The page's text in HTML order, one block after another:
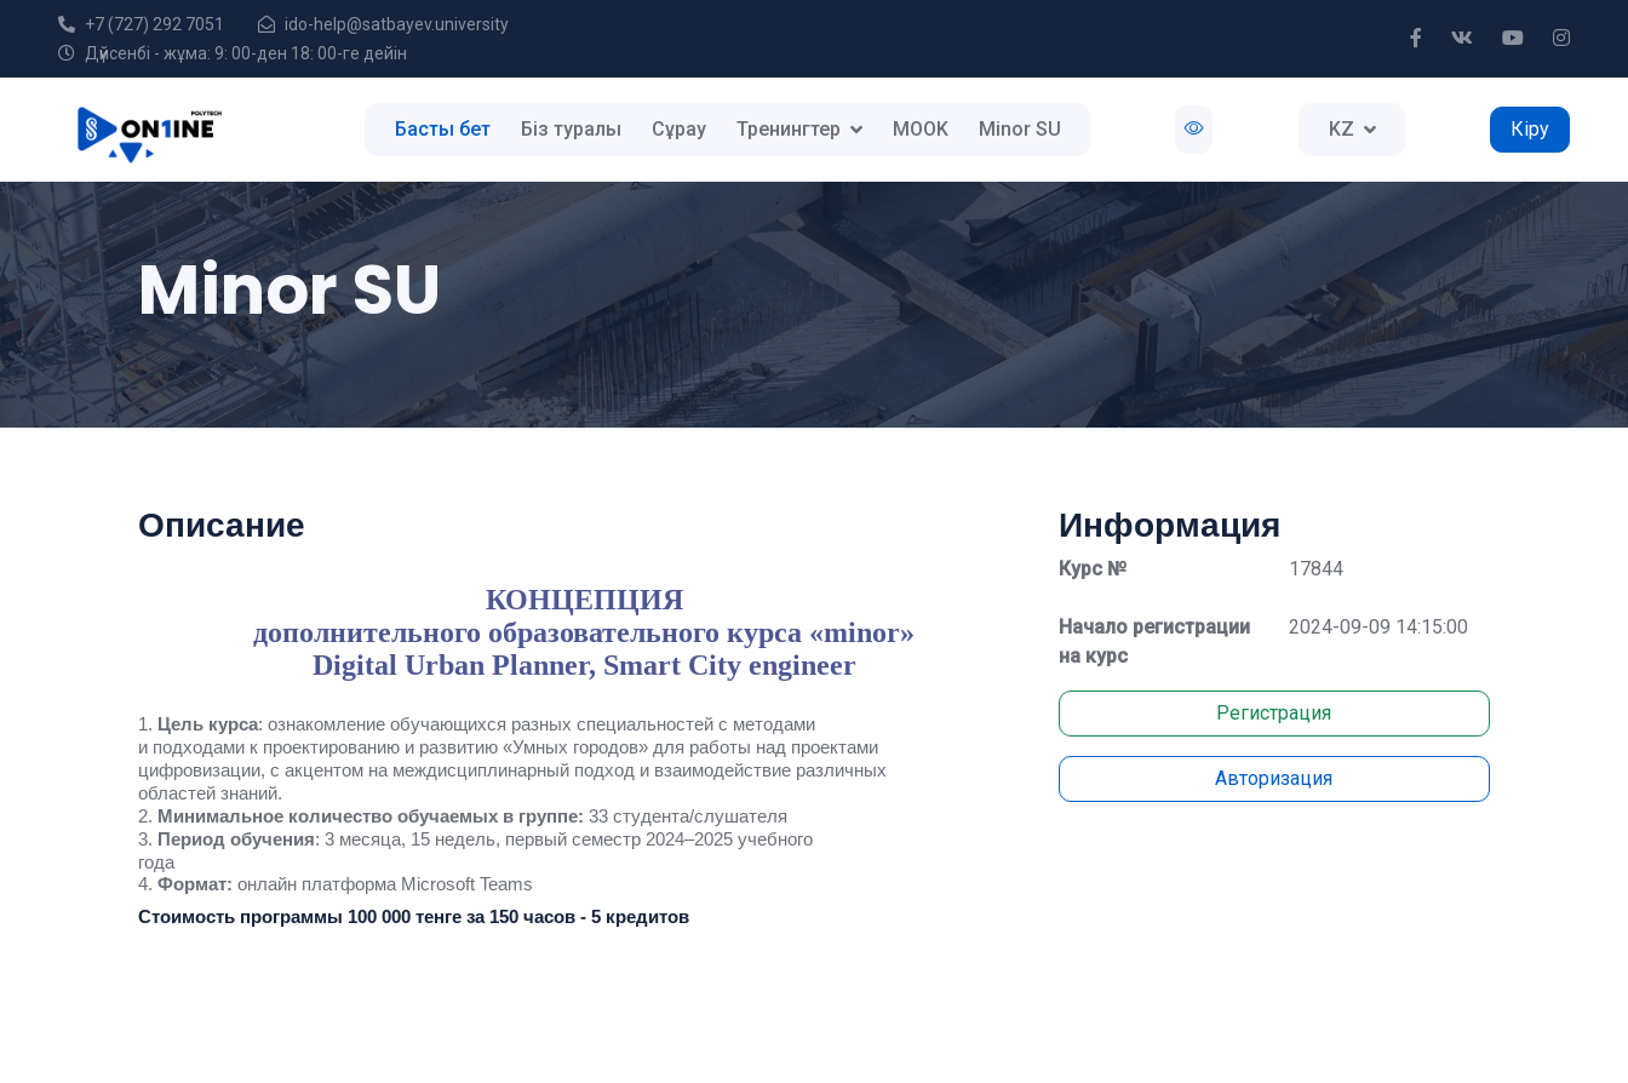
+7 (727) 292 7051
ido-help@satbayev.university
Дүйсенбі - жұма: 9: 00-ден 18: 00-ге дейін
Басты бет Біз туралы Сұрау Тренингтер MOOK Minor SU KZ Кіру
Minor SU
Описание
КОНЦЕПЦИЯ
дополнительного образовательного курса «minor»
Digital Urban Planner, Smart City engineer
1. Цель курса: ознакомление обучающихся разных специальностей с методами
и подходами к проектированию и развитию «Умных городов» для работы над проектами
цифровизации, с акцентом на междисциплинарный подход и взаимодействие различных
областей знаний.
2. Минимальное количество обучаемых в группе: 33 студента/слушателя
3. Период обучения: 3 месяца, 15 недель, первый семестр 2024–2025 учебного
года
4. Формат: онлайн платформа Microsoft Teams
Стоимость программы 100 000 тенге за 150 часов - 5 кредитов
Информация
Курс № 17844
Начало регистрации
на курс
2024-09-09 14:15:00
Регистрация
Авторизация